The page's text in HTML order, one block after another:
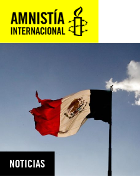
NOTICIAS